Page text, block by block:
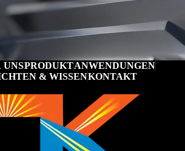
UNSPRODUKTANWENDUNGEN
& WISSENKONTAKT